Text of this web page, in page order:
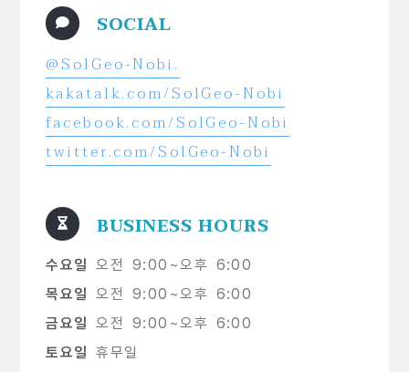
SOCIAL
@SolGeo-Nobi.
kakatalk.com/SolGeo-Nobi
facebook.com/SolGeo-Nobi
twitter.com/SolGeo-Nobi
BUSINESS HOURS
수요일 오전 9:00~오후 6:00
목요일 오전 9:00~오후 6:00
금요일 오전 9:00~오후 6:00
토요일 휴무일